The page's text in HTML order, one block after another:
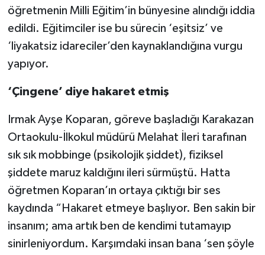
öğretmenin Milli Eğitim’in bünyesine alındığı iddia
edildi. Eğitimciler ise bu sürecin ‘eşitsiz’ ve
‘liyakatsiz idareciler’den kaynaklandığına vurgu
yapıyor.
‘Çingene’ diye hakaret etmiş
Irmak Ayşe Koparan, göreve başladığı Karakazan
Ortaokulu-İlkokul müdürü Melahat İleri tarafınan
sık sık mobbinge (psikolojik şiddet), fiziksel
şiddete maruz kaldığını ileri sürmüştü. Hatta
öğretmen Koparan’ın ortaya çıktığı bir ses
kaydında “Hakaret etmeye başlıyor. Ben sakin bir
insanım; ama artık ben de kendimi tutamayıp
sinirleniyordum. Karşımdaki insan bana ‘sen şöyle